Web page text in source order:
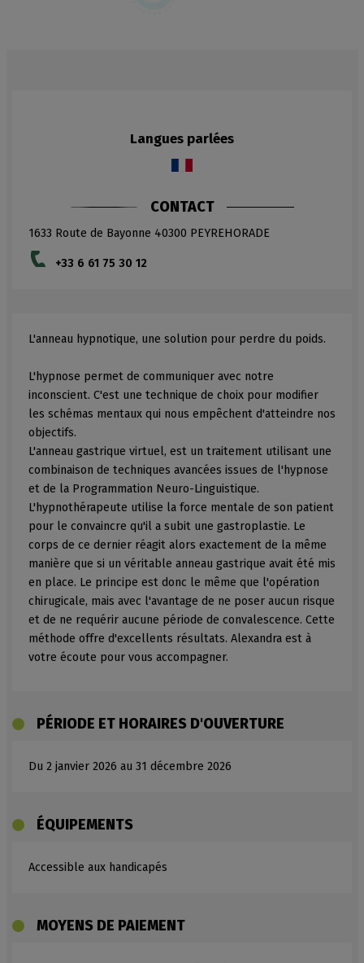
Langues parlées
CONTACT
1633 Route de Bayonne 40300 PEYREHORADE
+33 6 61 75 30 12
L'anneau hypnotique, une solution pour perdre du poids.
L'hypnose permet de communiquer avec notre
inconscient. C'est une technique de choix pour modifier
les schémas mentaux qui nous empêchent d'atteindre nos
objectifs.
L'anneau gastrique virtuel, est un traitement utilisant une
combinaison de techniques avancées issues de l'hypnose
et de la Programmation Neuro-Linguistique.
L'hypnothérapeute utilise la force mentale de son patient
pour le convaincre qu'il a subit une gastroplastie. Le
corps de ce dernier réagit alors exactement de la même
manière que si un véritable anneau gastrique avait été mis
en place. Le principe est donc le même que l'opération
chirugicale, mais avec l'avantage de ne poser aucun risque
et de ne requérir aucune période de convalescence. Cette
méthode offre d'excellents résultats. Alexandra est à
votre écoute pour vous accompagner.
PÉRIODE ET HORAIRES D'OUVERTURE
Du 2 janvier 2026 au 31 décembre 2026
ÉQUIPEMENTS
Accessible aux handicapés
MOYENS DE PAIEMENT